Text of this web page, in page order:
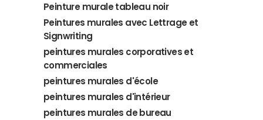
Peinture murale tableau noir
Peintures murales avec Lettrage et
Signwriting
peintures murales corporatives et
commerciales
peintures murales d'école
peintures murales d'intérieur
peintures murales de bureau